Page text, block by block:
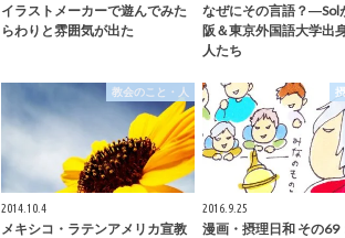
イラストメーカーで遊んでみた
らわりと雰囲気が出た
なぜにその言語？―Sol
阪＆東京外国語大学出
人たち
教会のこと・人
2014.10.4
メキシコ・ラテンアメリカ宣教
2016.9.25
漫画・摂理日和 その69